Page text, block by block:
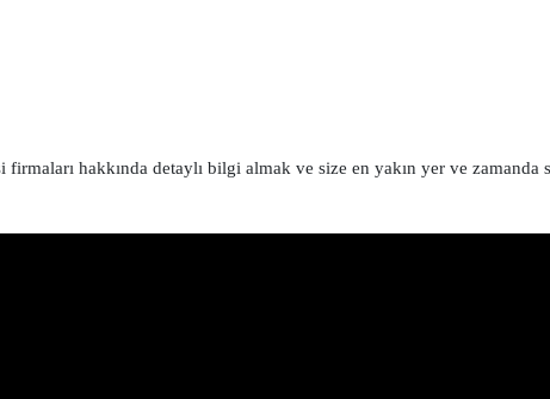
hakkında detaylı bilgi almak ve size en yakın yer ve zamanda